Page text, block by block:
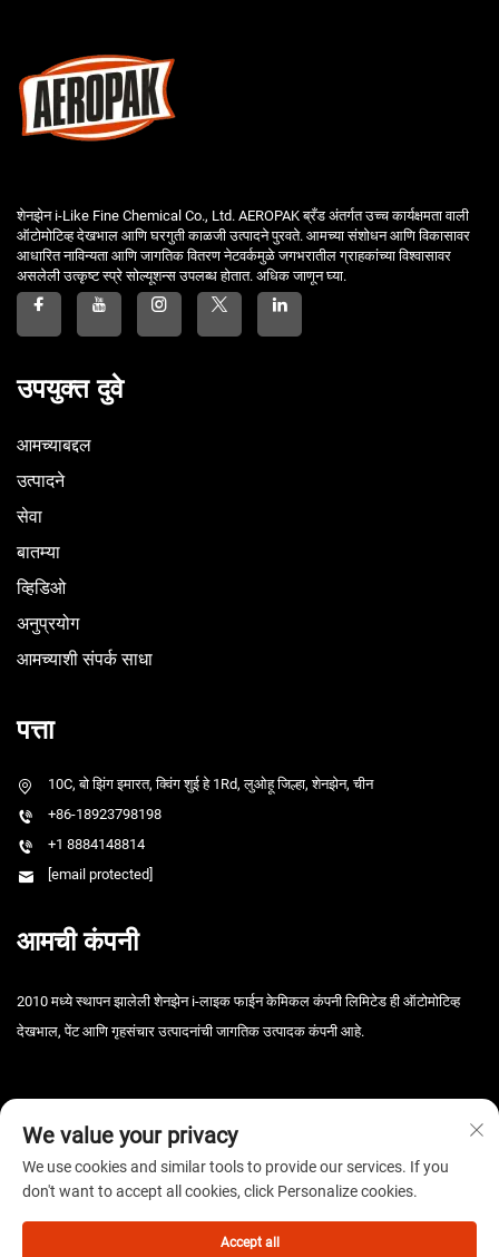
शेनझेन i-Like Fine Chemical Co., Ltd. AEROPAK ब्रँड अंतर्गत उच्च कार्यक्षमता वाली
ऑटोमोटिव्ह देखभाल आणि घरगुती काळजी उत्पादने पुरवते. आमच्या संशोधन आणि विकासावर
आधारित नाविन्यता आणि जागतिक वितरण नेटवर्कमुळे जगभरातील ग्राहकांच्या विश्वासावर
असलेली उत्कृष्ट स्प्रे सोल्यूशन्स उपलब्ध होतात. अधिक जाणून घ्या.
उपयुक्त दुवे
आमच्याबद्दल
उत्पादने
सेवा
बातम्या
व्हिडिओ
अनुप्रयोग
आमच्याशी संपर्क साधा
पत्ता
10C, बो झिंग इमारत, क्विंग शुई हे 1Rd, लुओहू जिल्हा, शेनझेन, चीन
+86-18923798198
+1 8884148814
[email protected]
आमची कंपनी
2010 मध्ये स्थापन झालेली शेनझेन i-लाइक फाईन केमिकल कंपनी लिमिटेड ही ऑटोमोटिव्ह
देखभाल, पेंट आणि गृहसंचार उत्पादनांची जागतिक उत्पादक कंपनी आहे.
कॉपीराइट © 2025 शेनझेन आय-लाइक फाइन केमिकल कंपनी लिमिटेड. सर्व हक्क राखीव. -
We value your privacy
We use cookies and similar tools to provide our services. If you
don't want to accept all cookies, click Personalize cookies.
Accept all